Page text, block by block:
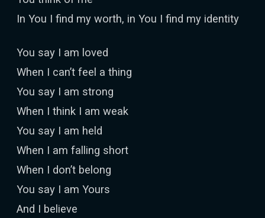
In You I find my worth, in You I find my identity
You say I am loved
When I can’t feel a thing
You say I am strong
When I think I am weak
You say I am held
When I am falling short
When I don’t belong
You say I am Yours
And I believe